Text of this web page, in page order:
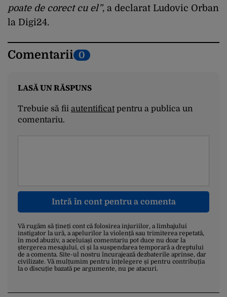
poate de corect cu el”, a declarat Ludovic Orban
la Digi24.
Comentarii 0
LASĂ UN RĂSPUNS
Trebuie să fii autentificatpentru a publica un
comentariu.
Intră în cont pentru a comenta
Vă rugăm să țineți cont că folosirea injuriilor, a limbajului
instigator la ură, a apelurilor la violență sau trimiterea repetată,
în mod abuziv, a aceluiași comentariu pot duce nu doar la
ștergerea mesajului, ci și la suspendarea temporară a dreptului
de a comenta. Site-ul nostru încurajează dezbaterile aprinse, dar
civilizate. Vă mulțumim pentru înțelegere și pentru contribuția
la o discuție bazată pe argumente, nu pe atacuri.